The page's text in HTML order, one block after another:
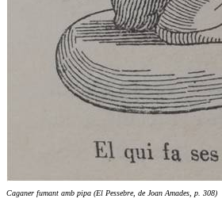
Caganer fumant amb pipa (El Pessebre, de Joan Amades, p. 308)